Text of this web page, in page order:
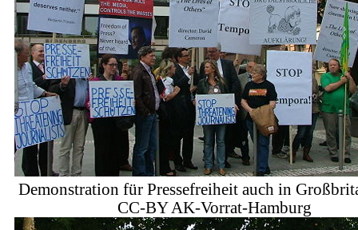
Demonstration für Pressefreiheit auch in
CC-BY AK-Vorrat-Hamburg